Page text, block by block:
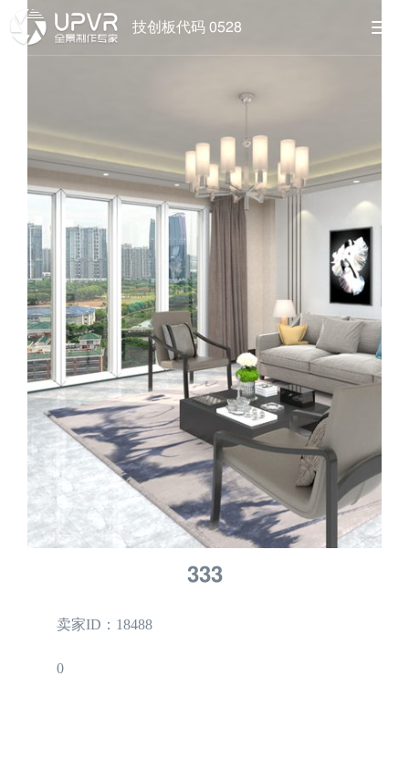
技创板代码 0528
333
卖家ID：18488
0